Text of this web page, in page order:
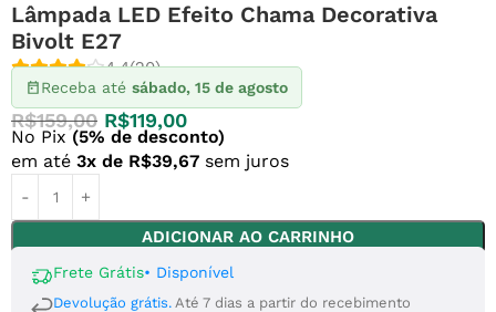
Lâmpada LED Efeito Chama Decorativa
Bivolt E27
4.4(20)
Receba até sábado, 15 de agosto
R$159,00 R$119,00
No Pix(5% de desconto)
em até 3x de R$39,67 sem juros
ADICIONAR AO CARRINHO
Frete Grátis• Disponível
Devolução grátis. Até 7 dias a partir do recebimento